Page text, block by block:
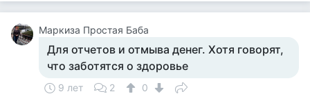
Маркиза Простая Баба
Для отчетов и отмыва денег. Хотя говорят,
что заботятся о здоровье
9 лет 2
0